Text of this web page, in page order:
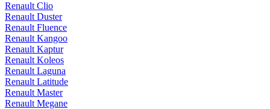
Renault Clio
Renault Duster
Renault Fluence
Renault Kangoo
Renault Kaptur
Renault Koleos
Renault Laguna
Renault Latitude
Renault Master
Renault Megane